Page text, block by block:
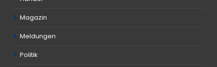
Magazin
Meldungen
Politik